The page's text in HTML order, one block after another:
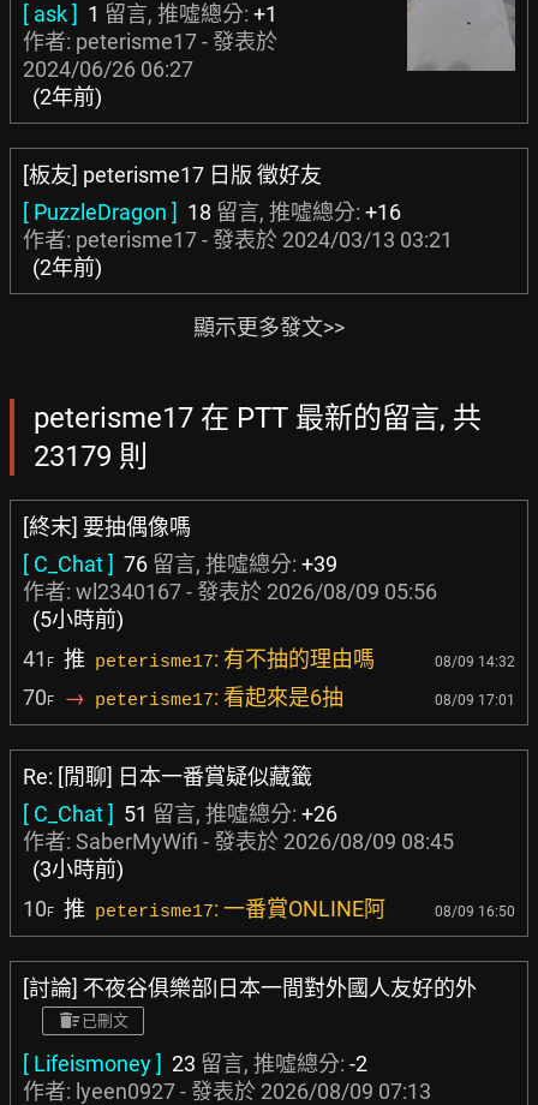
[ ask ] 1 留言, 推噓總分: +1
作者: peterisme17 - 發表於
2024/06/26 06:27
(2年前)
[板友] peterisme17 日版 徵好友
[ PuzzleDragon ] 18 留言, 推噓總分: +16
作者: peterisme17 - 發表於 2024/03/13 03:21
(2年前)
顯示更多發文>>
peterisme17 在 PTT 最新的留言, 共
23179 則
[終末] 要抽偶像嗎
[ C_Chat ] 76 留言, 推噓總分: +39
作者: wl2340167- 發表於 2026/08/09 05:56
(5小時前)
41 F 推 peterisme17: 有不抽的理由嗎 08/09 14:32
70F → peterisme17: 看起來是6抽 08/09 17:01
Re: [閒聊] 日本一番賞疑似藏籤
[ C_Chat ] 51 留言, 推噓總分: +26
作者: SaberMyWifi - 發表於 2026/08/09 08:45
(3小時前)
10F 推 peterisme17: 一番賞ONLINE阿 08/09 16:50
[討論] 不夜谷俱樂部|日本一間對外國人友好的外
已刪文
[ Lifeismoney ] 23 留言, 推噓總分: -2
作者: lyeen0927- 發表於 2026/08/09 07:13